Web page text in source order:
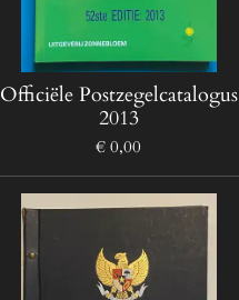
Officiële Postzegelcatalogus
2013
€ 0,00